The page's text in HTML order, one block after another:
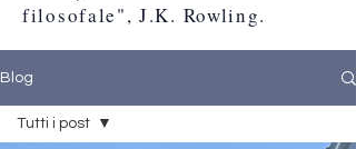
filosofale", J.K. Rowling.
Blog
Tutti i post